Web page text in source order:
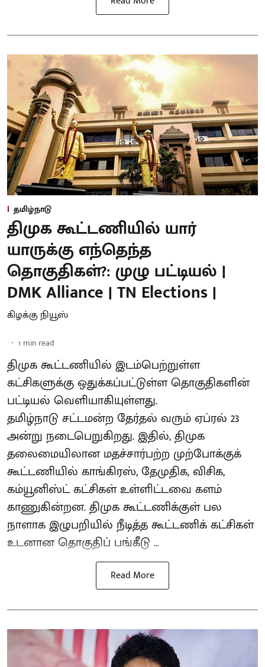
தமிழ்நாடு
திமுக கூட்டணியில் யார்
யாருக்கு எந்தெந்த
தொகுதிகள்?: முழு பட்டியல் |
DMK Alliance | TN Elections |
கிழக்கு நியூஸ்
1 min read
திமுக கூட்டணியில் இடம்பெற்றுள்ள
கட்சிகளுக்கு ஒதுக்கப்பட்டுள்ள தொகுதிகளின்
பட்டியல் வெளியாகியுள்ளது.
தமிழ்நாடு சட்டமன்ற தேர்தல் வரும் ஏப்ரல் 23
அன்று நடைபெறுகிறது. இதில், திமுக
தலைமையிலான மதச்சார்பற்ற முற்போக்குக்
கூட்டணியில் காங்கிரஸ், தேமுதிக, விசிக,
கம்யூனிஸ்ட் கட்சிகள் உள்ளிட்டவை களம்
காணுகின்றன. திமுக கூட்டணிக்குள் பல
நாளாக இழுபறியில் நீடித்த கூட்டணிக் கட்சிகள்
உடனான தொகுதிப் பங்கீடு ...
Read More